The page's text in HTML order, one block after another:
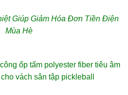
Giúp Giảm Hóa Đơn Tiền Điện
Mùa Hè